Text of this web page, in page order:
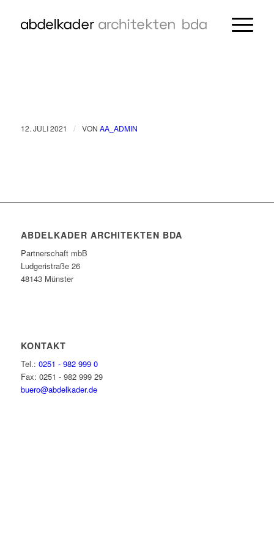
12. JULI 2021 / VON AA_ADMIN
ABDELKADER ARCHITEKTEN BDA
Partnerschaft mbB
Ludgeristraße 26
48143 Münster
KONTAKT
Tel.: 0251 - 982 999 0
Fax: 0251 - 982 999 29
buero@abdelkader.de